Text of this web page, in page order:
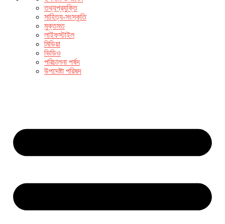
তথ্যপ্রযুক্তি
সাহিত্য-সংস্কৃতি
মুক্তমত
লাইফস্টাইল
মিডিয়া
ভিডিও
পরিচালনা পর্ষদ
উপদেষ্টা পরিষদ